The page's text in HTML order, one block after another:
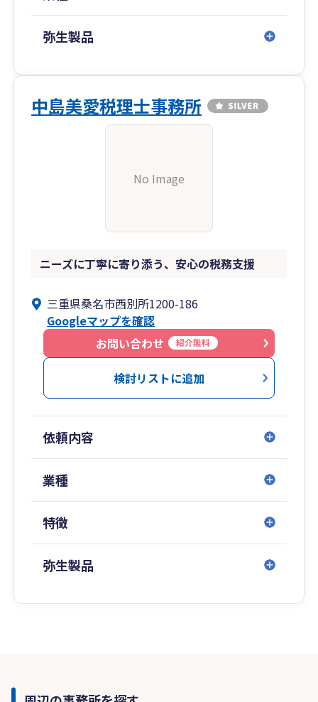
弥生製品
中島美愛税理士事務所
No Image
ニーズに丁寧に寄り添う、安心の税務支援
三重県桑名市西別所1200-186
Googleマップを確認
お問い合わせ
紹介無料
検討リストに追加
依頼内容
業種
特徴
弥生製品